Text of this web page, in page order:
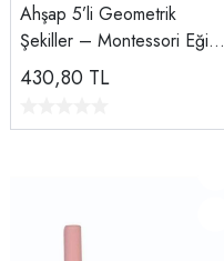
Ahşap 5’li Geometrik
Şekiller – Montessori Eğitici
Blok Seti | Doğal Ahşap
Oyuncak
430,80 TL